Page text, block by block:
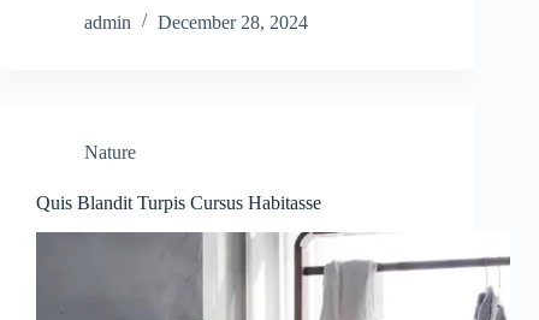
admin
December 28, 2024
Nature
Quis Blandit Turpis Cursus Habitasse